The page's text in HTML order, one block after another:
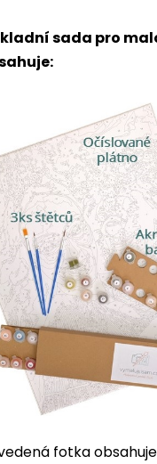
sada pro
fotka